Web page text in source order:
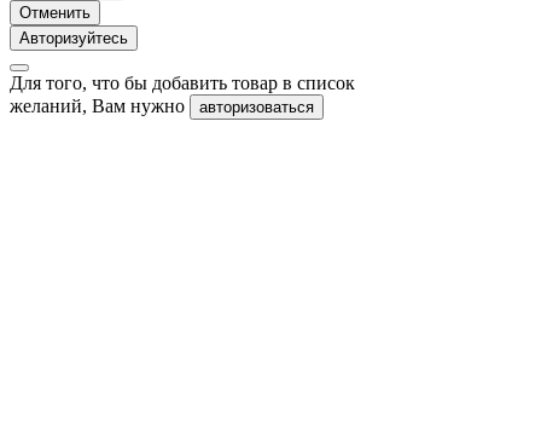
Отменить
Авторизуйтесь
Для того, что бы добавить товар в список
желаний, Вам нужно
авторизоваться